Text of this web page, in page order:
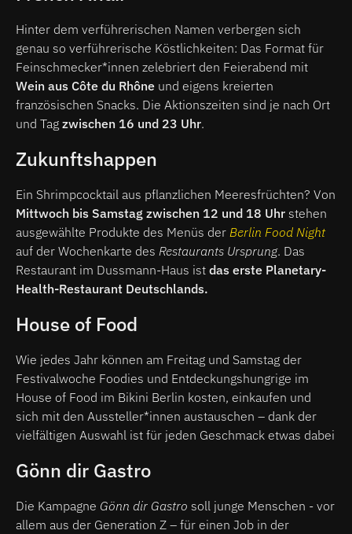
Hinter dem verführerischen Namen verbergen sich
genau so verführerische Köstlichkeiten: Das Format für
Feinschmecker*innen zelebriert den Feierabend mit
Wein aus Côte du Rhône und eigens kreierten
französischen Snacks. Die Aktionszeiten sind je nach Ort
und Tag zwischen 16 und 23 Uhr.
Zukunftshappen
Ein Shrimpcocktail aus pflanzlichen Meeresfrüchten? Von
Mittwoch bis Samstag zwischen 12 und 18 Uhr stehen
ausgewählte Produkte des Menüs der Berlin Food Night
auf der Wochenkarte des Restaurants Ursprung. Das
Restaurant im Dussmann-Haus ist das erste Planetary-
Health-Restaurant Deutschlands.
House of Food
Wie jedes Jahr können am Freitag und Samstag der
Festivalwoche Foodies und Entdeckungshungrige im
House of Food im Bikini Berlin kosten, einkaufen und
sich mit den Aussteller*innen austauschen – dank der
vielfältigen Auswahl ist für jeden Geschmack etwas dabei
Gönn dir Gastro
Die Kampagne Gönn dir Gastro soll junge Menschen - vor
allem aus der Generation Z – für einen Job in der